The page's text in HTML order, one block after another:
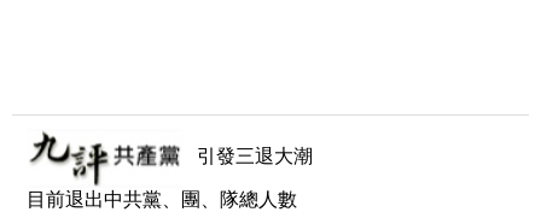
引發三退大潮
目前退出中共黨、團、隊總人數